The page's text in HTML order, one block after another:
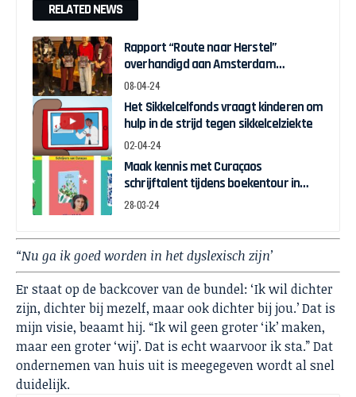
RELATED NEWS
Rapport “Route naar Herstel”
overhandigd aan Amsterdam
Wethouder Touria Meliani
08-04-24
Het Sikkelcelfonds vraagt kinderen om
hulp in de strijd tegen sikkelcelziekte
02-04-24
Maak kennis met Curaçaos
schrijftalent tijdens boekentour in
april
28-03-24
“Nu ga ik goed worden in het dyslexisch zijn’
Er staat op de backcover van de bundel: ‘Ik wil dichter
zijn, dichter bij mezelf, maar ook dichter bij jou.’ Dat is
mijn visie, beaamt hij. “Ik wil geen groter ‘ik’ maken,
maar een groter ‘wij’. Dat is echt waarvoor ik sta.” Dat
ondernemen van huis uit is meegegeven wordt al snel
duidelijk.